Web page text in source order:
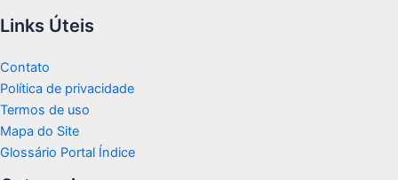
Links Úteis
Contato
Política de privacidade
Termos de uso
Mapa do Site
Glossário Portal Índice